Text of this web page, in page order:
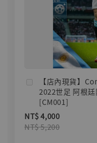
【店內現貨】
2022世足 阿根
[CM001]
NT$ 4,000
NT$ 5,200